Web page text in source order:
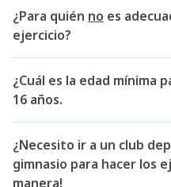
¿Para quién no es
ejercicio?
¿Cuál es la edad mínima
16 años.
¿Necesito ir a un club
gimnasio para hacer los
manera!